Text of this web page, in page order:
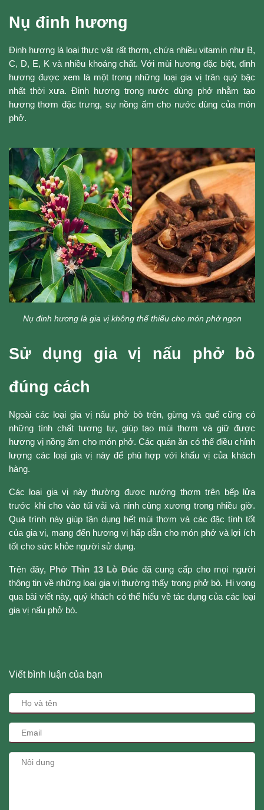
Nụ đinh hương
Đinh hương là loại thực vật rất thơm, chứa nhiều vitamin như B,
C, D, E, K và nhiều khoáng chất. Với mùi hương đặc biệt, đinh
hương được xem là một trong những loại gia vị trân quý bậc
nhất thời xưa. Đinh hương trong nước dùng phở nhằm tạo
hương thơm đặc trưng, sự nồng ấm cho nước dùng của món
phở.
Nụ đinh hương là gia vị không thể thiểu cho món phở ngon
Sử dụng gia vị nấu phở bò
đúng cách
Ngoài các loại gia vị nấu phở bò trên, gừng và quế cũng có
những tính chất tương tự, giúp tạo mùi thơm và giữ được
hương vị nồng ấm cho món phở. Các quán ăn có thể điều chỉnh
lượng các loại gia vị này để phù hợp với khẩu vị của khách
hàng.
Các loại gia vị này thường được nướng thơm trên bếp lửa
trước khi cho vào túi vải và ninh cùng xương trong nhiều giờ.
Quá trình này giúp tận dụng hết mùi thơm và các đặc tính tốt
của gia vị, mang đến hương vị hấp dẫn cho món phở và lợi ích
tốt cho sức khỏe người sử dụng.
Trên đây, Phở Thìn 13 Lò Đúc đã cung cấp cho mọi người
thông tin về những loại gia vị thường thấy trong phở bò. Hi vọng
qua bài viết này, quý khách có thể hiểu về tác dụng của các loại
gia vị nấu phở bò.
Viết bình luận của bạn